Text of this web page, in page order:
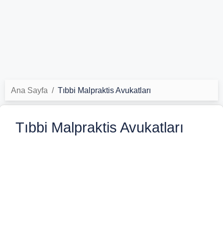
Ana Sayfa Tıbbi Malpraktis Avukatları
Tıbbi Malpraktis Avukatları